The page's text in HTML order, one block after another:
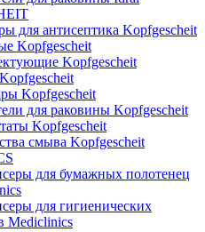
для антисептика Kopfgescheit
Kopfgescheit
Kopfgescheit
Kopfgescheit
для раковины Kopfgescheit
Kopfgescheit
смыва Kopfgescheit
для бумажных полотенец
для гигиенических
Mediclinics